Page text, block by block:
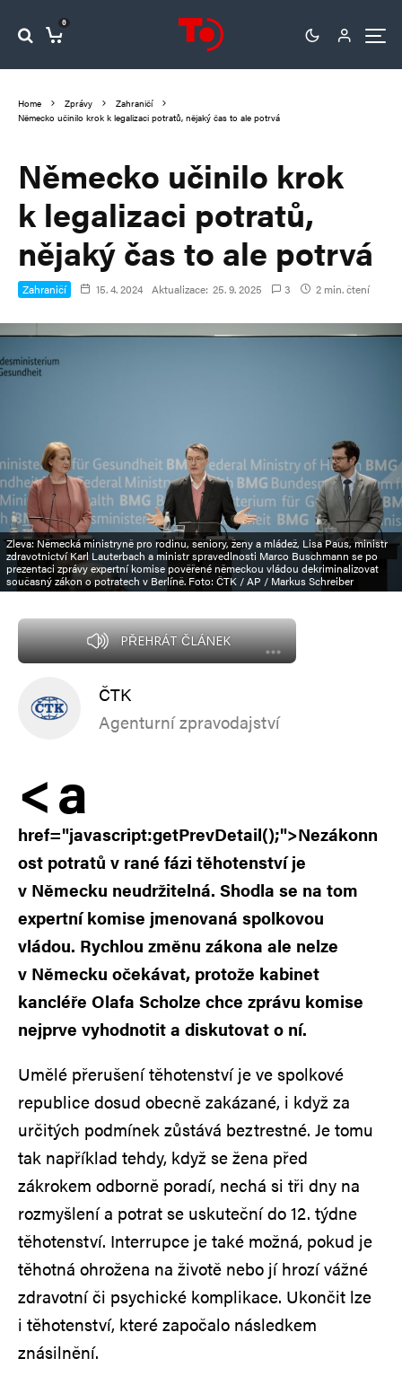
0
Home Zprávy
Zahraničí
Německo učinilo krok k legalizaci potratů, nějaký čas to ale potrvá
Německo učinilo krok
k legalizaci potratů,
nějaký čas to ale potrvá
Zahraničí 15. 4. 2024 Aktualizace: 25. 9. 2025 3 2 min. čtení
Zleva: Německá ministryně pro rodinu, seniory, ženy a mládež, Lisa Paus, ministr
zdravotnictví Karl Lauterbach a ministr spravedlnosti Marco Buschmann se po
prezentaci zprávy expertní komise pověřené německou vládou dekriminalizovat
současný zákon o potratech v Berlíně. Foto: ČTK / AP / Markus Schreiber
PŘEHRÁT ČLÁNEK
ČTK
Agenturní zpravodajství
<a
href="javascript:getPrevDetail();">Nezákonn
ost potratů v rané fázi těhotenství je
v Německu neudržitelná. Shodla se na tom
expertní komise jmenovaná spolkovou
vládou. Rychlou změnu zákona ale nelze
v Německu očekávat, protože kabinet
kancléře Olafa Scholze chce zprávu komise
nejprve vyhodnotit a diskutovat o ní.
Umělé přerušení těhotenství je ve spolkové
republice dosud obecně zakázané, i když za
určitých podmínek zůstává beztrestné. Je tomu
tak například tehdy, když se žena před
zákrokem odborně poradí, nechá si tři dny na
rozmyšlení a potrat se uskuteční do 12. týdne
těhotenství. Interrupce je také možná, pokud je
těhotná ohrožena na životě nebo jí hrozí vážné
zdravotní či psychické komplikace. Ukončit lze
i těhotenství, které započalo následkem
znásilnění.